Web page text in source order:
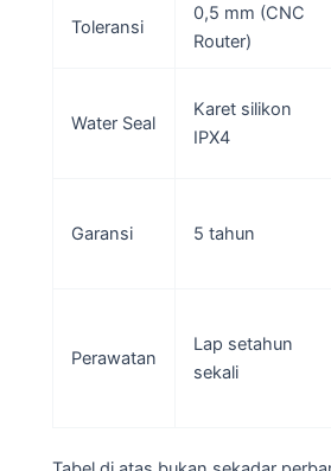
Toleransi
0,5 mm (CNC
Router)
Water Seal
Karet silikon
IPX4
Garansi 5 tahun
Perawatan
Lap setahun
sekali